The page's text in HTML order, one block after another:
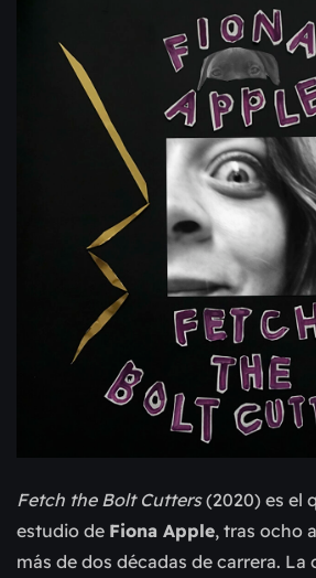
Fetch the Bolt Cutters(2020) es el
estudio de Fiona Apple, tras ocho
más de dos décadas de carrera.